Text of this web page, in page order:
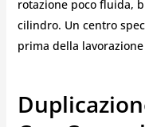
rotazione poco fluida,
cilindro. Un centro
prima della